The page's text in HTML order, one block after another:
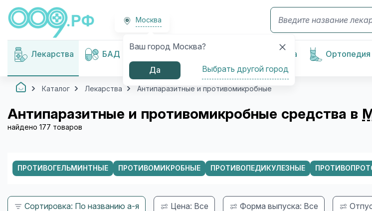
Москва
Ваш город Москва?
Да Выбрать другой город
Лекарства БАД
Медицинские
изделия
Косметика Ортопедия
Каталог Лекарства Антипаразитные и противомикробные
Антипаразитные и противомикробные средства в
найдено 177 товаров
ПРОТИВОГЕЛЬМИНТНЫЕ ПРОТИВОМИКРОБНЫЕ ПРОТИВОПЕДИКУЛЕЗНЫЕ
Сортировка: По названию а-я Цена: Все Форма выпуска: Все